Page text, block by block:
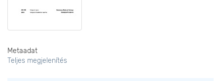
Metaadat
Teljes megjelenítés